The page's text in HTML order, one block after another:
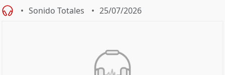
Sonido Totales 25/07/2026